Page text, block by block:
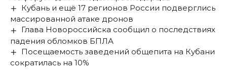
Кубань и ещё 17 регионов России подверглись
массированной атаке дронов
Глава Новороссийска сообщил о последствиях
падения обломков БПЛА
Посещаемость заведений общепита на Кубани
сократилась на 10%